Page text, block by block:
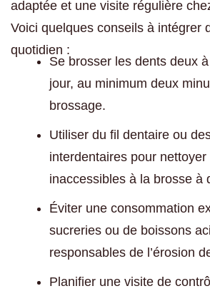
adaptée et une visite régulière
Voici quelques conseils à intégrer
quotidien :
Se brosser les dents deux
jour, au minimum deux
brossage.
Utiliser du fil dentaire ou
interdentaires pour
inaccessibles à la brosse à
Éviter une consommation
sucreries ou de boissons
responsables de l’érosion
Planifier une visite de